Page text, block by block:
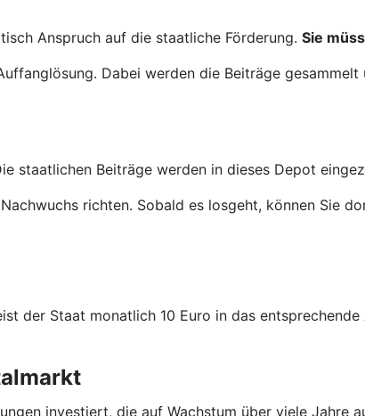
Anspruch auf die staatliche Förderung. Sie
Dabei werden die Beiträge
staatlichen Beiträge werden in dieses Depot
richten. Sobald es losgeht, können Sie
der Staat monatlich 10 Euro in das
investiert, die auf Wachstum über viele Jahre